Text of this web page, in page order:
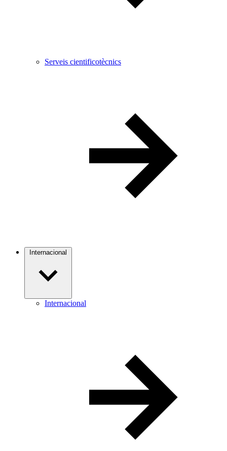
Serveis cientificotècnics
Internacional
Internacional